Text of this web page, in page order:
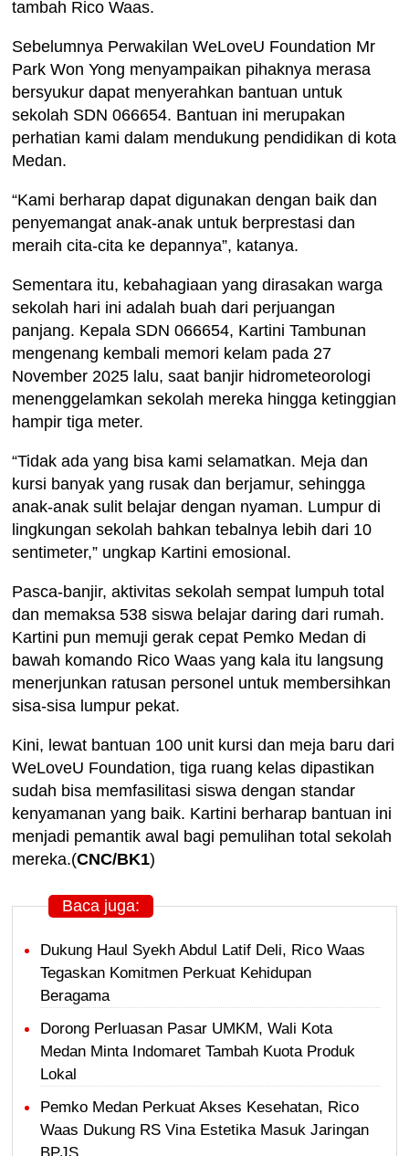
tambah Rico Waas.
Sebelumnya Perwakilan WeLoveU Foundation Mr
Park Won Yong menyampaikan pihaknya merasa
bersyukur dapat menyerahkan bantuan untuk
sekolah SDN 066654. Bantuan ini merupakan
perhatian kami dalam mendukung pendidikan di kota
Medan.
“Kami berharap dapat digunakan dengan baik dan
penyemangat anak-anak untuk berprestasi dan
meraih cita-cita ke depannya”, katanya.
Sementara itu, kebahagiaan yang dirasakan warga
sekolah hari ini adalah buah dari perjuangan
panjang. Kepala SDN 066654, Kartini Tambunan
mengenang kembali memori kelam pada 27
November 2025 lalu, saat banjir hidrometeorologi
menenggelamkan sekolah mereka hingga ketinggian
hampir tiga meter.
“Tidak ada yang bisa kami selamatkan. Meja dan
kursi banyak yang rusak dan berjamur, sehingga
anak-anak sulit belajar dengan nyaman. Lumpur di
lingkungan sekolah bahkan tebalnya lebih dari 10
sentimeter,” ungkap Kartini emosional.
Pasca-banjir, aktivitas sekolah sempat lumpuh total
dan memaksa 538 siswa belajar daring dari rumah.
Kartini pun memuji gerak cepat Pemko Medan di
bawah komando Rico Waas yang kala itu langsung
menerjunkan ratusan personel untuk membersihkan
sisa-sisa lumpur pekat.
Kini, lewat bantuan 100 unit kursi dan meja baru dari
WeLoveU Foundation, tiga ruang kelas dipastikan
sudah bisa memfasilitasi siswa dengan standar
kenyamanan yang baik. Kartini berharap bantuan ini
menjadi pemantik awal bagi pemulihan total sekolah
mereka.(CNC/BK1)
Baca juga:
Dukung Haul Syekh Abdul Latif Deli, Rico Waas
Tegaskan Komitmen Perkuat Kehidupan
Beragama
Dorong Perluasan Pasar UMKM, Wali Kota
Medan Minta Indomaret Tambah Kuota Produk
Lokal
Pemko Medan Perkuat Akses Kesehatan, Rico
Waas Dukung RS Vina Estetika Masuk Jaringan